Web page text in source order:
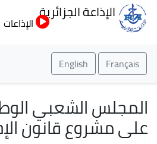
إلى
الإذاعة الجزائرية
الإذاعات
Français
English
المجلس الشعبي
على مشروع قانون